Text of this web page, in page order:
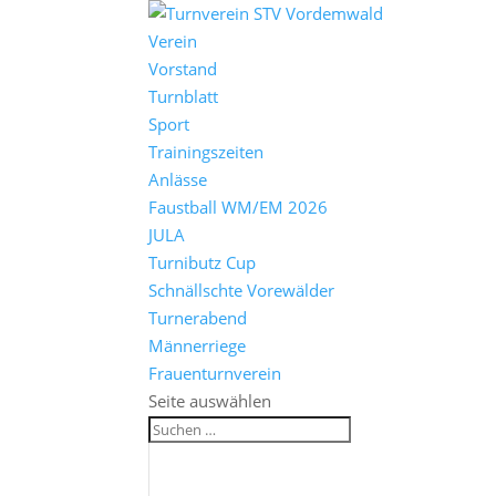
Verein
Vorstand
Turnblatt
Sport
Trainingszeiten
Anlässe
Faustball WM/EM 2026
JULA
Turnibutz Cup
Schnällschte Vorewälder
Turnerabend
Männerriege
Frauenturnverein
Seite auswählen